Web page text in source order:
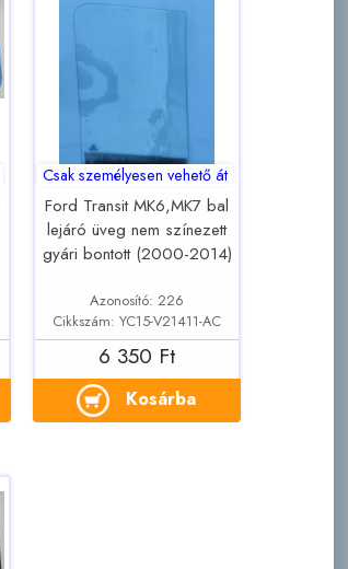
Csak személyesen vehető át
Ford Transit MK6,MK7 bal
lejáró üveg nem színezett
gyári bontott (2000-2014)
Azonosító: 226
Cikkszám: YC15-V21411-AC
6 350 Ft
Kosárba